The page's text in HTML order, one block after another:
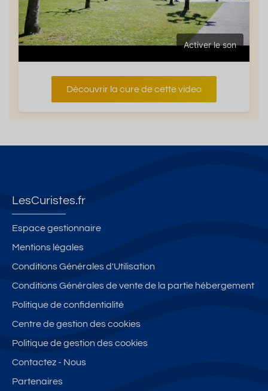
Activer le son
Découvrir la cure de cette video
LesCuristes.fr
Espace gestionnaire
Mentions légales
Conditions Générales d'Utilisation
Conditions Générales de vente de la partie hébergement
Politique de confidentialité
Centre de gestion des cookies
Politique de gestion des cookies
Contactez - Nous
Partenaires